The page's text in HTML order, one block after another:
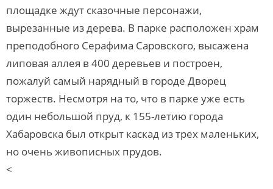
площадке ждут сказочные персонажи,
вырезанные из дерева. В парке расположен храм
преподобного Серафима Саровского, высажена
липовая аллея в 400 деревьев и построен,
пожалуй самый нарядный в городе Дворец
торжеств. Несмотря на то, что в парке уже есть
один небольшой пруд, к 155-летию города
Хабаровска был открыт каскад из трех маленьких,
но очень живописных прудов.
<